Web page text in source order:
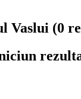
Vaslui (0